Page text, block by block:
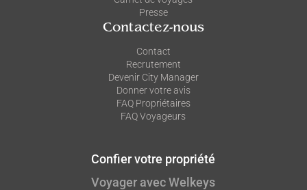
Presse
Contactez-nous
Contact
Recrutement
Devenir City Manager
Donner votre avis
FAQ Propriétaires
FAQ Voyageurs
Voyager avec Welkeys
Confier votre propriété